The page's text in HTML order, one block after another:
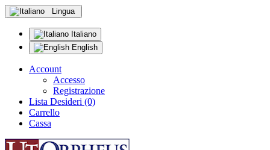
Lingua
Italiano
English
Account
Accesso
Registrazione
Lista Desideri (0)
Carrello
Cassa